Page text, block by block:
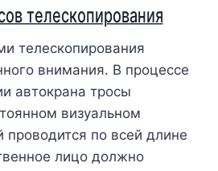
телескопирования
телескопирования
внимания. В процессе
автокрана тросы
визуальном
проводится по всей длине
лицо должно